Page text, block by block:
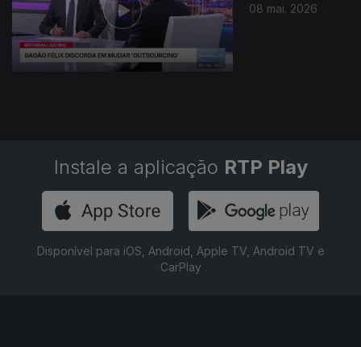
08 mai. 2026
Instale a aplicação RTP Play
Disponível para iOS, Android, Apple TV, Android TV e
CarPlay